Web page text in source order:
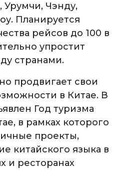
Чэнду,
Планируется
рейсов до 100 в
упростит
странами.
продвигает свои
в Китае. В
Год туризма
в рамках которого
проекты,
китайского языка в
и ресторанах